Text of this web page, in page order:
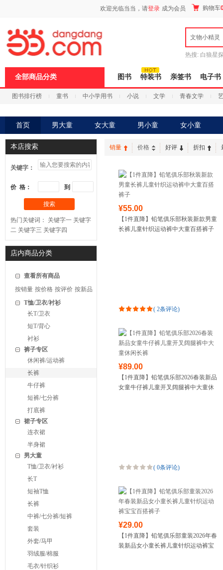
欢迎光临当当，请登录 成为会员 购物车
文物小精灵
热搜: 白狼星
全部商品分类 图书 特装书 亲签书 电子书
图书排行榜 童书 中小学用书 小说 文学 青春文学
首页 男大童 女大童 男小童 女小童
本店搜索
关键字：
价 格： 到
搜索
热门关键词： 关键字一 关键字
二 关键字三 关键字四
店内商品分类
查看所有商品
按销量 按价格 按评价 按新品
T恤/卫衣/衬衫
长T/卫衣
短T/背心
衬衫
裤子专区
休闲裤/运动裤
长裤
牛仔裤
短裤/七分裤
打底裤
裙子专区
连衣裙
半身裙
男大童
T恤/卫衣/衬衫
长T
短袖T恤
长裤
中裤/七分裤/短裤
套装
外套/马甲
羽绒服/棉服
毛衣/针织衫
销量 价格 好评 折扣
¥55.00
【1件直降】铅笔俱乐部秋装新款男童
长裤儿童针织运动裤中大童百搭裤子
( 2条评论)
¥89.00
【1件直降】铅笔俱乐部2026春装新品
女童牛仔裤儿童开叉阔腿裤中大童休
( 0条评论)
¥29.00
【1件直降】铅笔俱乐部童装2026年春
装新品女小童长裤儿童针织运动裤宝
页
浪
打